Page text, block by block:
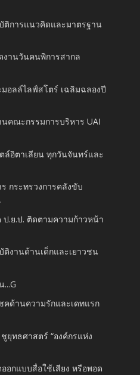
ติการแนวคิดและมาตรฐาน
งานวันคนพิการสากล
มอลล์ไลฟ์สโตร์ เฉลิมฉลองปี
คณะกรรมการบริหาร UAI
ล์อิตาเลียน ทุกวันจันทร์และ
กระทรวงการคลังขับ
.ย.ป. ติดตามความก้าวหน้า
งานด้านเด็กและเยาวชน
คด้านความรักและเดทแรก
ยุทธศาสตร์ “องค์กรแห่ง
อกแบบสื่อใช้เสียง หรือพอด